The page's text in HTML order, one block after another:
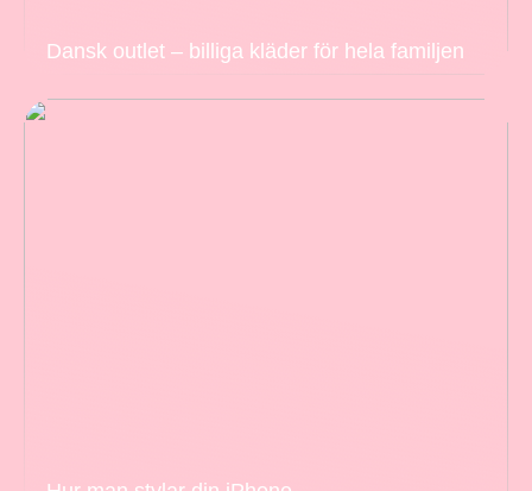
Dansk outlet – billiga kläder för hela familjen